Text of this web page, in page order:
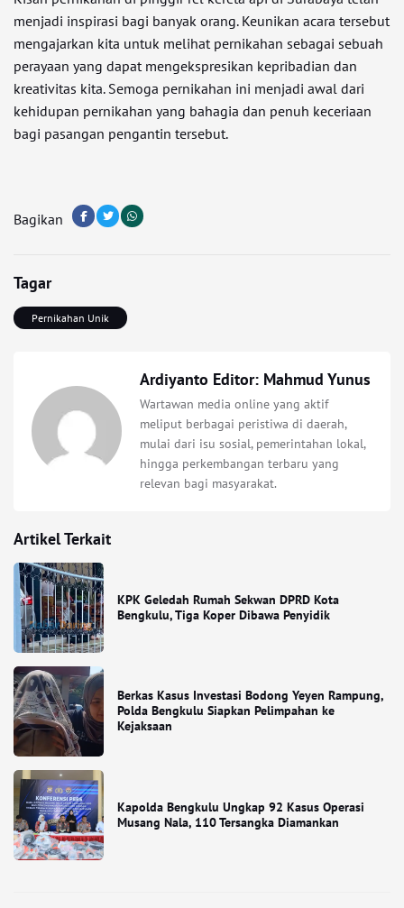
menjadi inspirasi bagi banyak orang. Keunikan acara tersebut
mengajarkan kita untuk melihat pernikahan sebagai sebuah
perayaan yang dapat mengekspresikan kepribadian dan
kreativitas kita. Semoga pernikahan ini menjadi awal dari
kehidupan pernikahan yang bahagia dan penuh keceriaan
bagi pasangan pengantin tersebut.
Bagikan
Tagar
Pernikahan Unik
Ardiyanto Editor: Mahmud Yunus
Wartawan media online yang aktif
meliput berbagai peristiwa di daerah,
mulai dari isu sosial, pemerintahan lokal,
hingga perkembangan terbaru yang
relevan bagi masyarakat.
Artikel Terkait
KPK Geledah Rumah Sekwan DPRD Kota
Bengkulu, Tiga Koper Dibawa Penyidik
Berkas Kasus Investasi Bodong Yeyen Rampung,
Polda Bengkulu Siapkan Pelimpahan ke
Kejaksaan
Kapolda Bengkulu Ungkap 92 Kasus Operasi
Musang Nala, 110 Tersangka Diamankan